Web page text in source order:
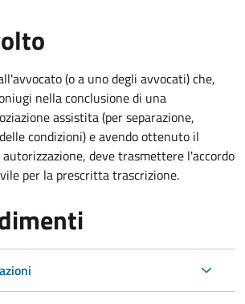
(o a uno degli avvocati) che,
nella conclusione di una
assistita (per separazione,
condizioni) e avendo ottenuto il
deve trasmettere l'accordo
per la prescritta trascrizione.